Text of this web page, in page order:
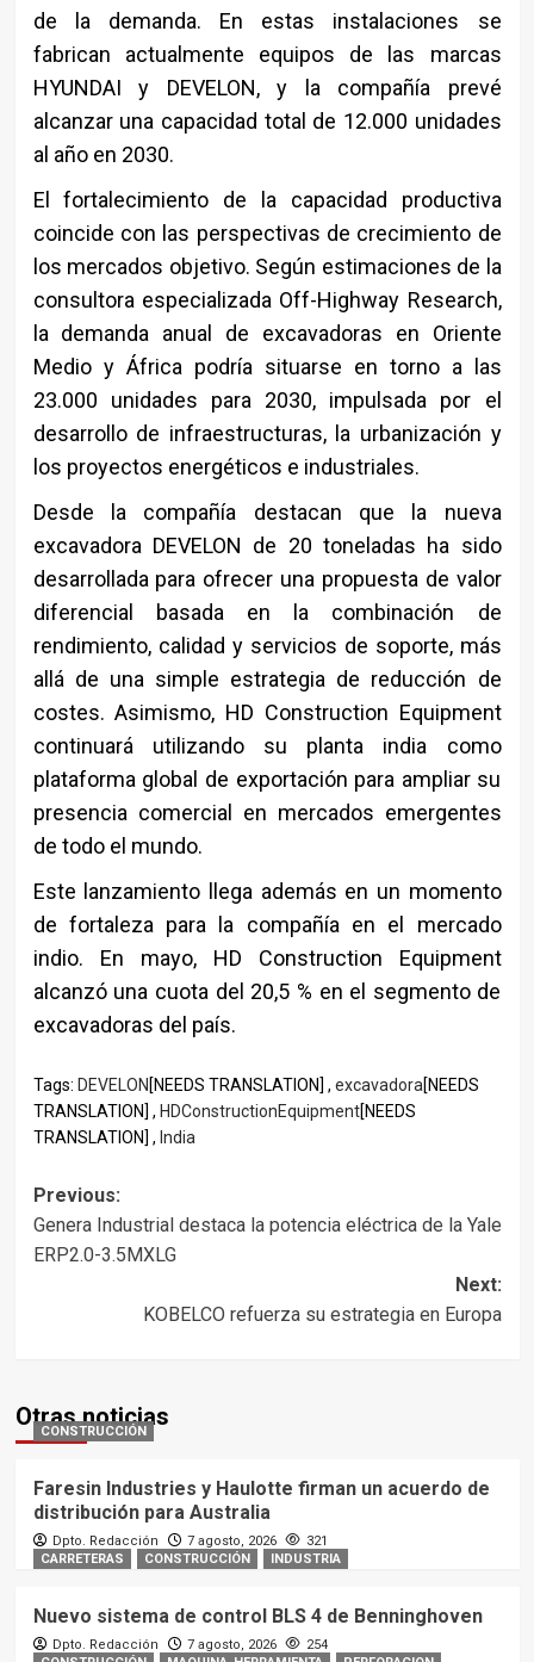
de la demanda. En estas instalaciones se
fabrican actualmente equipos de las marcas
HYUNDAI y DEVELON, y la compañía prevé
alcanzar una capacidad total de 12.000 unidades
al año en 2030.
El fortalecimiento de la capacidad productiva
coincide con las perspectivas de crecimiento de
los mercados objetivo. Según estimaciones de la
consultora especializada Off-Highway Research,
la demanda anual de excavadoras en Oriente
Medio y África podría situarse en torno a las
23.000 unidades para 2030, impulsada por el
desarrollo de infraestructuras, la urbanización y
los proyectos energéticos e industriales.
Desde la compañía destacan que la nueva
excavadora DEVELON de 20 toneladas ha sido
desarrollada para ofrecer una propuesta de valor
diferencial basada en la combinación de
rendimiento, calidad y servicios de soporte, más
allá de una simple estrategia de reducción de
costes. Asimismo, HD Construction Equipment
continuará utilizando su planta india como
plataforma global de exportación para ampliar su
presencia comercial en mercados emergentes
de todo el mundo.
Este lanzamiento llega además en un momento
de fortaleza para la compañía en el mercado
indio. En mayo, HD Construction Equipment
alcanzó una cuota del 20,5 % en el segmento de
excavadoras del país.
Tags: DEVELON [NEEDS TRANSLATION] , excavadora[NEEDS
TRANSLATION] , HDConstructionEquipment[NEEDS
TRANSLATION] , India
Post
navigation
Previous:
Genera Industrial destaca la potencia eléctrica de la Yale
ERP2.0-3.5MXLG
Next:
KOBELCO refuerza su estrategia en Europa
Otras noticias
CONSTRUCCIÓN
Faresin Industries y Haulotte firman un acuerdo de
distribución para Australia
Dpto. Redacción 7 agosto, 2026
321
CARRETERAS
CONSTRUCCIÓN INDUSTRIA
Nuevo sistema de control BLS 4 de Benninghoven
Dpto. Redacción 7 agosto, 2026
254